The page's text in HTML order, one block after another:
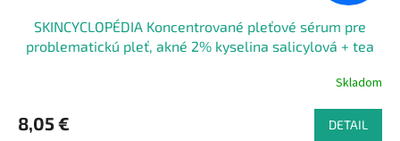
SKINCYCLOPÉDIA Koncentrované pleťové sérum pre
problematickú pleť, akné 2% kyselina salicylová + tea
Skladom
8,05 € DETAIL